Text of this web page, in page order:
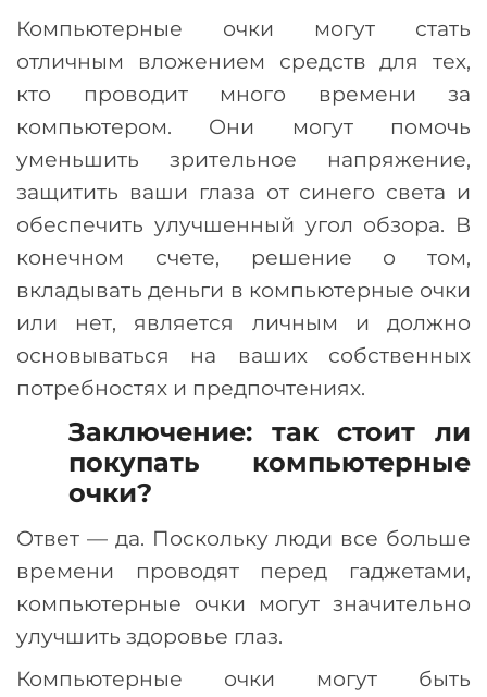
Компьютерные очки могут стать
отличным вложением средств для тех,
кто проводит много времени за
компьютером. Они могут помочь
уменьшить зрительное напряжение,
защитить ваши глаза от синего света и
обеспечить улучшенный угол обзора. В
конечном счете, решение о том,
вкладывать деньги в компьютерные очки
или нет, является личным и должно
основываться на ваших собственных
потребностях и предпочтениях.
Заключение: так стоит ли
покупать компьютерные
очки?
Ответ — да. Поскольку люди все больше
времени проводят перед гаджетами,
компьютерные очки могут значительно
улучшить здоровье глаз.
Компьютерные очки могут быть